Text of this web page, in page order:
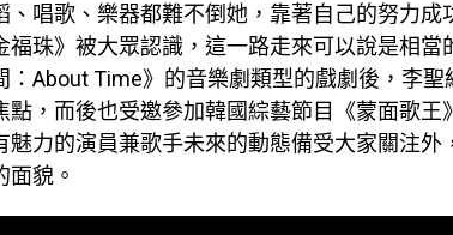
、唱歌、樂器都難不倒她，靠著自己的努力成
福珠》被大眾認識，這一路走來可以說是相當
：About Time》的音樂劇類型的戲劇後，李聖
點，而後也受邀參加韓國綜藝節目《蒙面歌王
魅力的演員兼歌手未來的動態備受大家關注外
貌。